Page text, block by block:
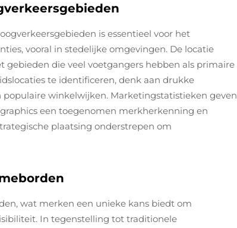
is essentieel voor het
vooral in stedelijke omgevingen. De locatie
die veel voetgangers hebben als primaire
te identificeren, denk aan drukke
winkelwijken. Marketingstatistieken geven
een toegenomen merkherkenning en
plaatsing onderstrepen om
wat merken een unieke kans biedt om
In tegenstelling tot traditionele